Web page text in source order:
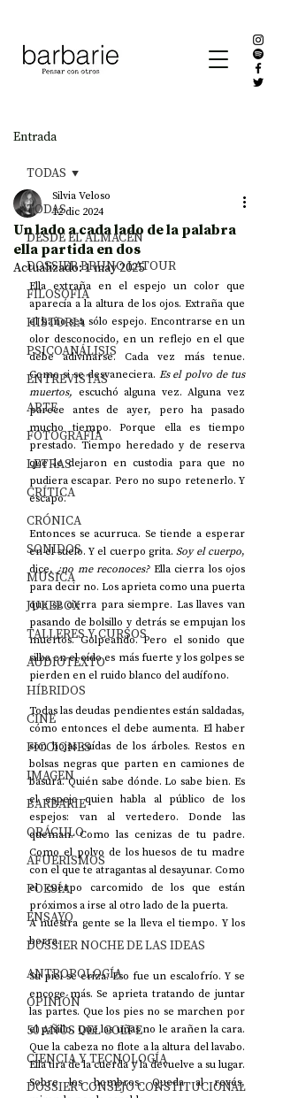
Entrada
TODAS
DESDE EL ALMACÉN
DOSSIER BRUNO LATOUR
FILOSOFÍA
HISTORIA
PSICOANÁLISIS
ENTREVISTAS
ARTE
FOTOGRAFÍA
LETRAS
CRÍTICA
CRÓNICA
SONIDOS
MÚSICA
JUKEBOX
TALLERES Y CURSOS
AUDIOTEXTO
HÍBRIDOS
CINE
FICCIONES
IMAGEN
BARBARIE
ORÁCULO
AFUERISMOS
POESÍA
ENSAYO
DOSSIER NOCHE DE LAS IDEAS
ANTROPOLOGÍA
OPINIÓN
50 AÑOS DEL GOLPE
CIENCIA Y TECNOLOGÍA
DOSSIER CONSEJO CONSTITUCIONAL
TODAS
Un lado a cada lado de la palabra
ella partida en dos
Silvia Veloso
12 dic 2024
Actualizado:1 may 2025
Ella extraña en el espejo un color que
aparecía a la altura de los ojos. Extraña que
el baño sea sólo espejo. Encontrarse en un
olor desconocido, en un reflejo en el que
debe adivinarse. Cada vez más tenue.
Como si se desvaneciera. Es el polvo de tus
muertos, escuchó alguna vez. Alguna vez
parece antes de ayer, pero ha pasado
mucho tiempo. Porque ella es tiempo
prestado. Tiempo heredado y de reserva
que le dejaron en custodia para que no
pudiera escapar. Pero no supo retenerlo. Y
escapó.
Entonces se acurruca. Se tiende a esperar
en el suelo. Y el cuerpo grita. Soy el cuerpo,
dice, ¿no me reconoces? Ella cierra los ojos
para decir no. Los aprieta como una puerta
que se cierra para siempre. Las llaves van
pasando de bolsillo y detrás se empujan los
muertos. Golpeando. Pero el sonido que
silba en el oído es más fuerte y los golpes se
pierden en el ruido blanco del audífono.
Todas las deudas pendientes están saldadas,
cómo entonces el debe aumenta. El haber
son hojas caídas de los árboles. Restos en
bolsas negras que parten en camiones de
basura. Quién sabe dónde. Lo sabe bien. Es
el espejo quien habla al público de los
espejos: van al vertedero. Donde las
queman. Como las cenizas de tu padre.
Como el polvo de los huesos de tu madre
con el que te atragantas al desayunar. Como
el cuerpo carcomido de los que están
próximos a irse al otro lado de la puerta.
A nuestra gente se la lleva el tiempo. Y los
borra.
Su piel se eriza. Eso fue un escalofrío. Y se
encoge más. Se aprieta tratando de juntar
las partes. Que los pies no se marchen por
el pasillo. Que las uñas no le arañen la cara.
Que la cabeza no flote a la altura del lavabo.
Ella tira de la cuerda y la devuelve a su lugar.
Sobre los hombros. Queda al revés,